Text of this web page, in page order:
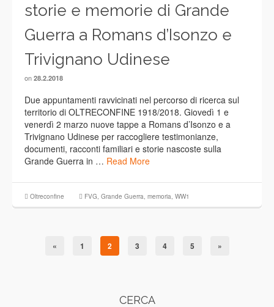
storie e memorie di Grande
Guerra a Romans d’Isonzo e
Trivignano Udinese
on 28.2.2018
Due appuntamenti ravvicinati nel percorso di ricerca sul
territorio di OLTRECONFINE 1918/2018. Giovedì 1 e
venerdì 2 marzo nuove tappe a Romans d’Isonzo e a
Trivignano Udinese per raccogliere testimonianze,
documenti, racconti familiari e storie nascoste sulla
Grande Guerra in … Read More
Oltreconfine FVG Grande Guerra memoria WW1
« 1 2 3 4 5 »
CERCA